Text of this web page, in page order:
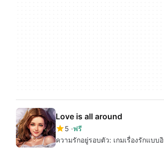
Love is all around
5 ฟรี
ความรักอยู่รอบตัว: เกมเรื่องรักแบบ